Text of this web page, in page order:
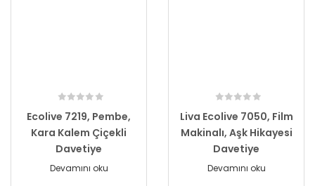
Ecolive 7219, Pembe,
Kara Kalem Çiçekli
Davetiye
Devamını oku
Liva Ecolive 7050, Film
Makinalı, Aşk Hikayesi
Davetiye
Devamını oku